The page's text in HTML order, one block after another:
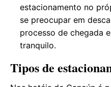
estacionamento no
se preocupar em
processo de chegada
tranquilo.
Tipos de